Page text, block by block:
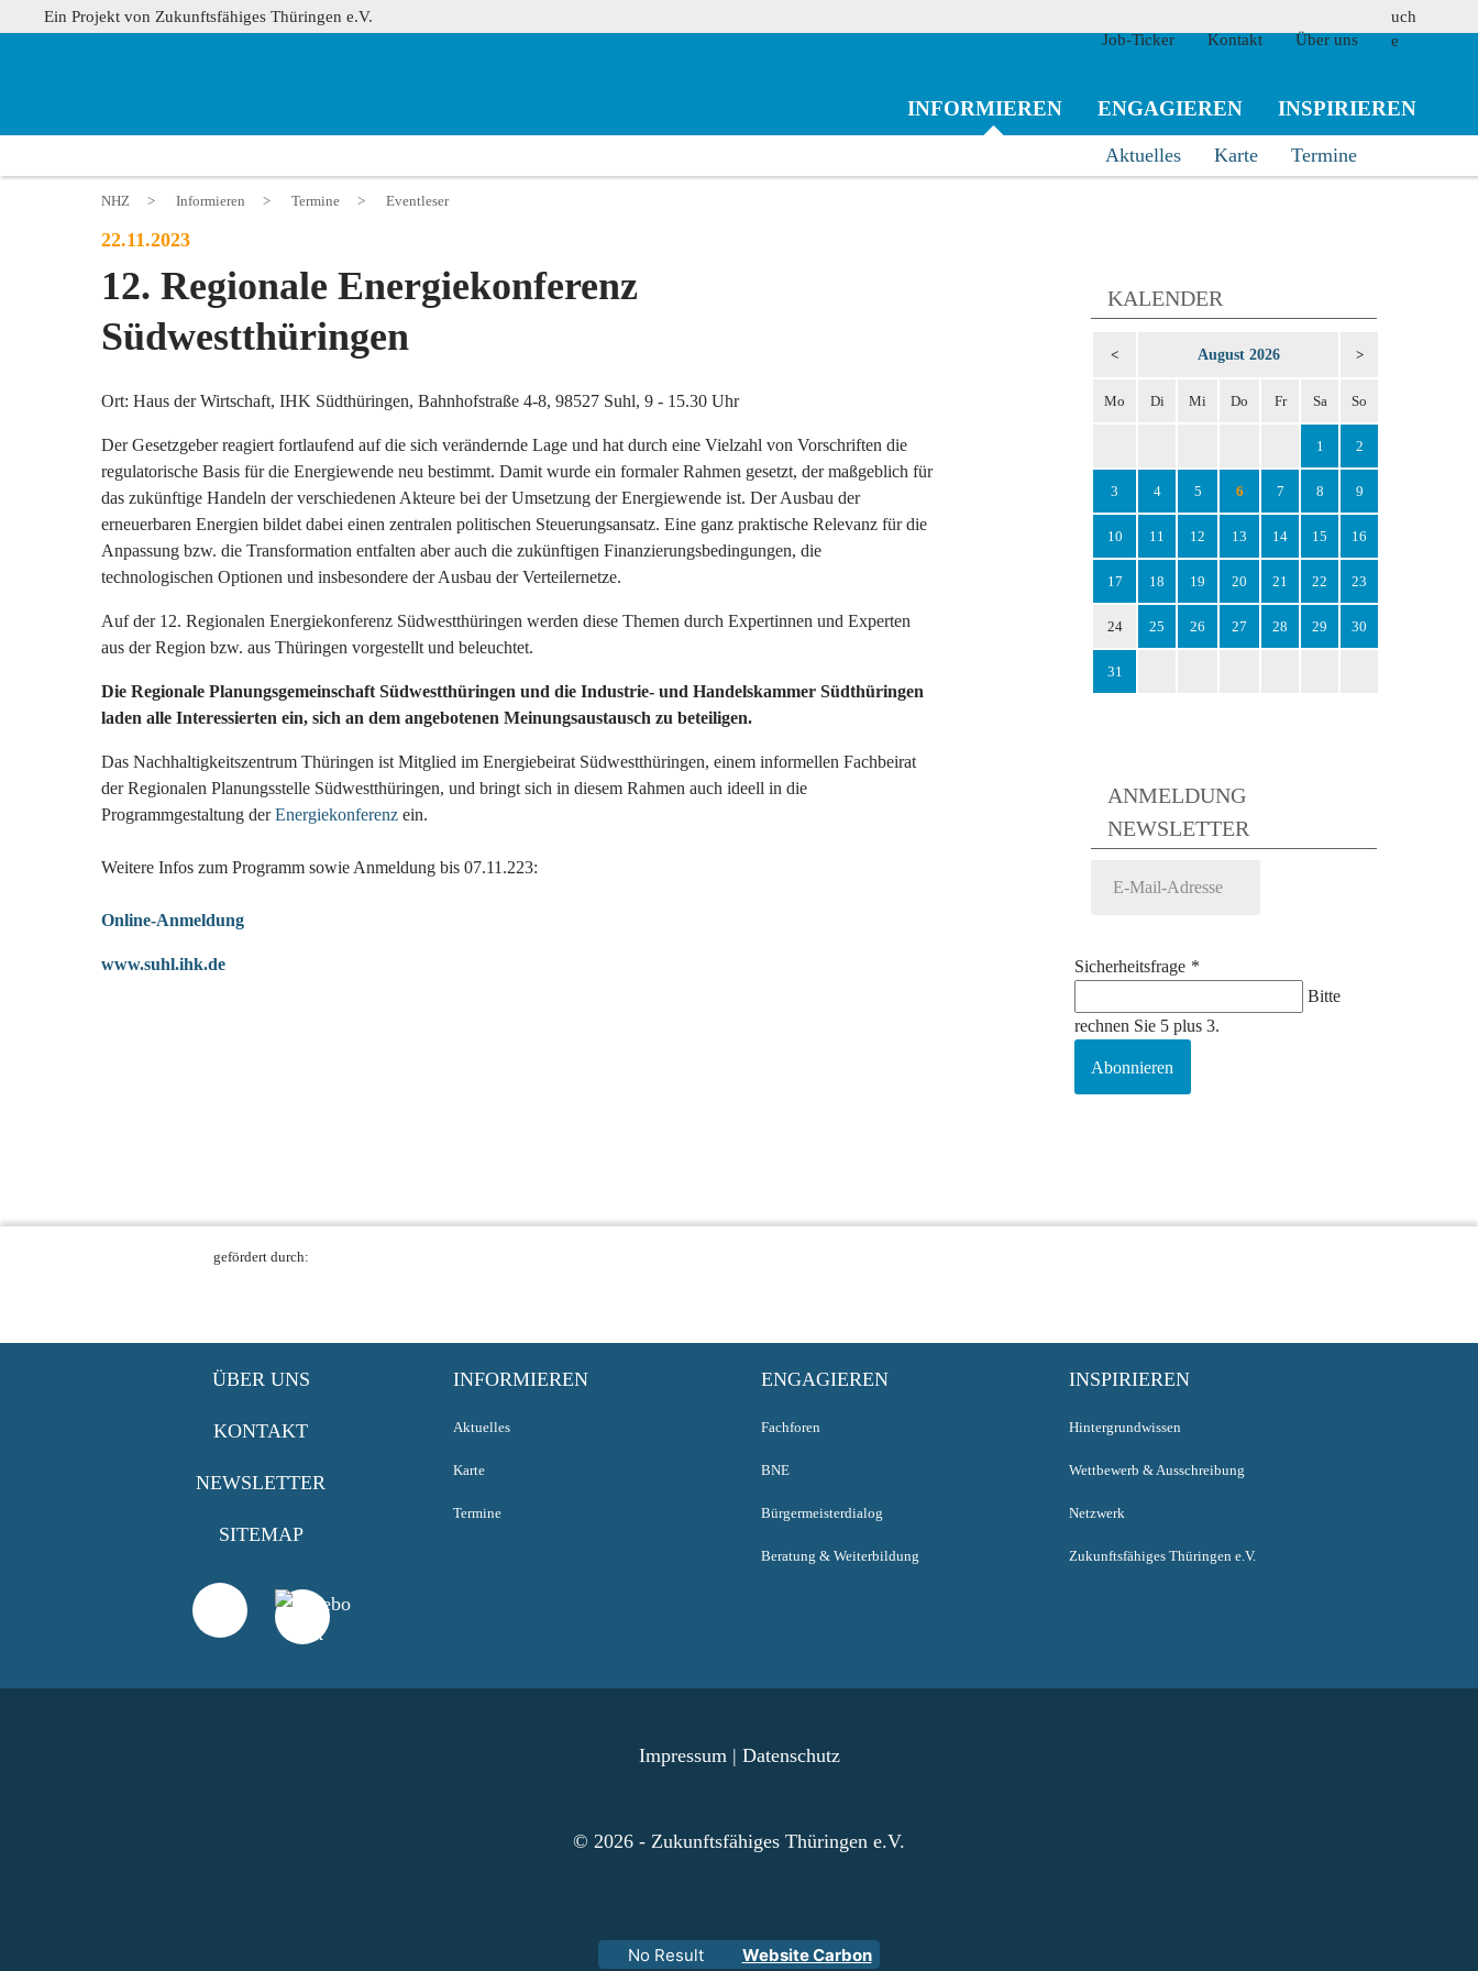
Ein Projekt von Zukunftsfähiges Thüringen e.V.
Job-Ticker
Kontakt Über uns
suchen
INFORMIEREN
Aktuelles Karte Termine
ENGAGIEREN INSPIRIEREN
NHZ > Informieren > Termine > Eventleser
22.11.2023
12. Regionale Energiekonferenz
Südwestthüringen
Ort: Haus der Wirtschaft, IHK Südthüringen, Bahnhofstraße 4-8, 98527 Suhl, 9 - 15.30 Uhr
Der Gesetzgeber reagiert fortlaufend auf die sich verändernde Lage und hat durch eine Vielzahl von Vorschriften die
regulatorische Basis für die Energiewende neu bestimmt. Damit wurde ein formaler Rahmen gesetzt, der maßgeblich für
das zukünftige Handeln der verschiedenen Akteure bei der Umsetzung der Energiewende ist. Der Ausbau der
erneuerbaren Energien bildet dabei einen zentralen politischen Steuerungsansatz. Eine ganz praktische Relevanz für die
Anpassung bzw. die Transformation entfalten aber auch die zukünftigen Finanzierungsbedingungen, die
technologischen Optionen und insbesondere der Ausbau der Verteilernetze.
Auf der 12. Regionalen Energiekonferenz Südwestthüringen werden diese Themen durch Expertinnen und Experten
aus der Region bzw. aus Thüringen vorgestellt und beleuchtet.
Die Regionale Planungsgemeinschaft Südwestthüringen und die Industrie- und Handelskammer Südthüringen
laden alle Interessierten ein, sich an dem angebotenen Meinungsaustausch zu beteiligen.
Das Nachhaltigkeitszentrum Thüringen ist Mitglied im Energiebeirat Südwestthüringen, einem informellen Fachbeirat
der Regionalen Planungsstelle Südwestthüringen, und bringt sich in diesem Rahmen auch ideell in die
Programmgestaltung derEnergiekonferenz ein.
Weitere Infos zum Programm sowie Anmeldung bis 07.11.223:
Online-Anmeldung
www.suhl.ihk.de
KALENDER
< August 2026 >
Mo Di Mi Do Fr Sa So
1 2
3 4 5 6 7 8 9
10 11 12 13 14 15 16
17 18 19 20 21 22 23
24 25 26 27 28 29 30
31
ANMELDUNG
NEWSLETTER
Sicherheitsfrage *
Bitte
rechnen Sie 5 plus 3.
Abonnieren
gefördert durch:
ÜBER UNS
KONTAKT
NEWSLETTER
SITEMAP
INFORMIEREN
Aktuelles
Karte
Termine
ENGAGIEREN
Fachforen
BNE
Bürgermeisterdialog
Beratung & Weiterbildung
INSPIRIEREN
Hintergrundwissen
Wettbewerb & Ausschreibung
Netzwerk
Zukunftsfähiges Thüringen e.V.
Impressum| Datenschutz
© 2026 - Zukunftsfähiges Thüringen e.V.
No Result Website Carbon